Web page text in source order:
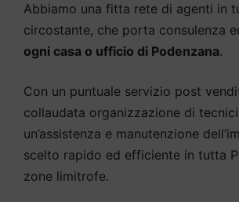
Abbiamo una fitta rete di agenti in
circostante, che porta consulenza
ogni casa o ufficio di Podenzana.
Con un puntuale servizio post
collaudata organizzazione di
un’assistenza e manutenzione
scelto rapido ed efficiente in tutta
zone limitrofe.